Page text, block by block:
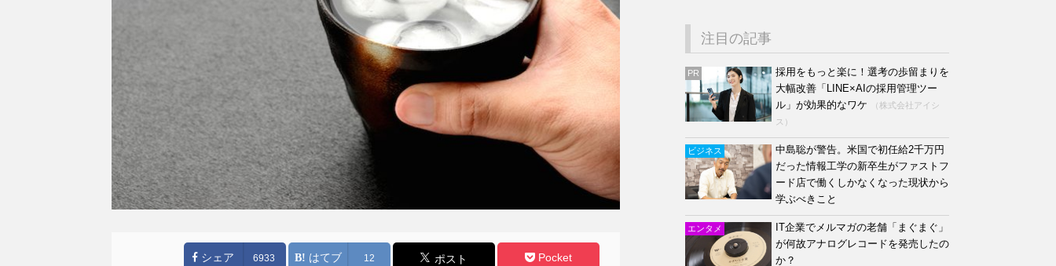
シェア 6933 はてブ 12 ポスト Pocket
注目の記事
PR
採用をもっと楽に！選考の歩留まりを
大幅改善「LINE×AIの採用管理ツー
ル」が効果的なワケ
（株式会社アイシ
ス）
ビジネス
中島聡が警告。米国で初任給2千万円
だった情報工学の新卒生がファストフ
ード店で働くしかなくなった現状から
学ぶべきこと
エンタメ
IT企業でメルマガの老舗「まぐまぐ」
が何故アナログレコードを発売したの
か？